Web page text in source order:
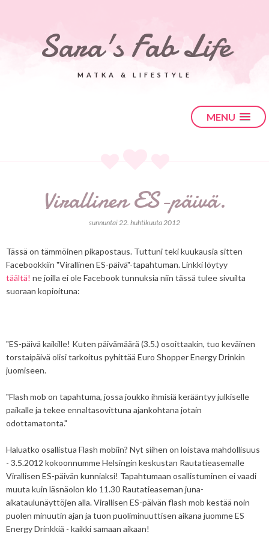
Sara's Fab Life
MATKA & LIFESTYLE
MENU
Virallinen ES-päivä.
sunnuntai 22. huhtikuuta 2012
Tässä on tämmöinen pikapostaus. Tuttuni teki kuukausia sitten
Facebookkiin "Virallinen ES-päivä"-tapahtuman. Linkki löytyy
täältä! ne joilla ei ole Facebook tunnuksia niin tässä tulee sivuilta
suoraan kopioituna:
"ES-päivä kaikille! Kuten päivämäärä (3.5.) osoittaakin, tuo keväinen
torstaipäivä olisi tarkoitus pyhittää Euro Shopper Energy Drinkin
juomiseen.
‎"Flash mob on tapahtuma, jossa joukko ihmisiä kerääntyy julkiselle
paikalle ja tekee ennaltasovittuna ajankohtana jotain
odottamatonta."
Haluatko osallistua Flash mobiin? Nyt siihen on loistava mahdollisuus
- 3.5.2012 kokoonnumme Helsingin keskustan Rautatieasemalle
Virallisen ES-päivän kunniaksi! Tapahtumaan osallistuminen ei vaadi
muuta kuin läsnäolon klo 11.30 Rautatieaseman juna-
aikataulunäyttöjen alla. Virallisen ES-päivän flash mob kestää noin
puolen minuutin ajan ja tuon puoliminuuttisen aikana juomme ES
Energy Drinkkiä - kaikki samaan aikaan!